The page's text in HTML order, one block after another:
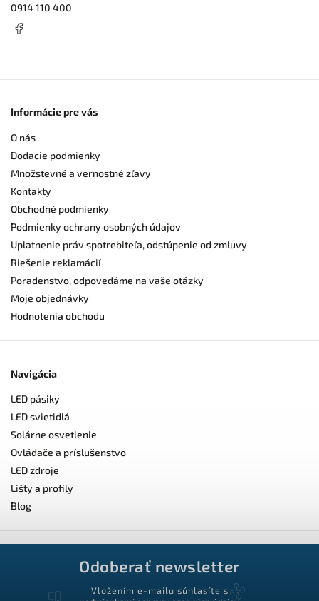
0914 110 400
Informácie pre vás
O nás
Dodacie podmienky
Množstevné a vernostné zľavy
Kontakty
Obchodné podmienky
Podmienky ochrany osobných údajov
Uplatnenie práv spotrebiteľa, odstúpenie od zmluvy
Riešenie reklamácií
Poradenstvo, odpovedáme na vaše otázky
Moje objednávky
Hodnotenia obchodu
Navigácia
LED pásiky
LED svietidlá
Solárne osvetlenie
Ovládače a príslušenstvo
LED zdroje
Lišty a profily
Blog
Odoberať newsletter
Vložením e-mailu súhlasíte s